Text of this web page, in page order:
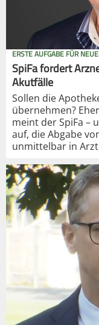
ERSTE AUFGABE FÜR
SpiFa fordert
Akutfälle
Sollen die
übernehmen?
meint der SpiFa –
auf, die Abgabe
unmittelbar in